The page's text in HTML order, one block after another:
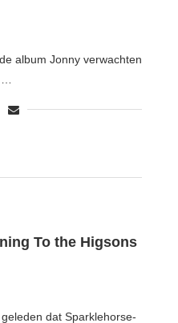
album Jonny verwachten
To the Higsons
dat Sparklehorse-